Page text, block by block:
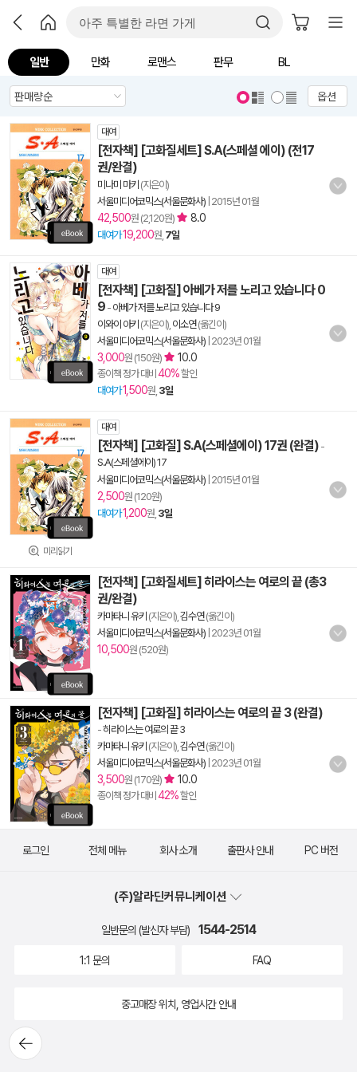
일반 만화 로맨스 판무 BL
옵션
대여
[전자책] [고화질세트] S.A(스페셜 에이) (전17
권/완결)
미나미 마키 (지은이)
서울미디어코믹스(서울문화사) 2015년 01월
42,500원 (2,120원) 8.0
대여가19,200원, 7일
대여
[전자책] [고화질] 아베가 저를 노리고 있습니다 0
9 - 아베가 저를 노리고 있습니다 9
이와이 아키 (지은이), 이소연(옮긴이)
서울미디어코믹스(서울문화사) 2023년 01월
3,000원 (150원) 10.0
종이책 정가 대비 40%할인
대여가1,500원, 3일
미리읽기
대여
[전자책] [고화질] S.A(스페셜에이) 17권 (완결) -
S.A(스페셜에이) 17
서울미디어코믹스(서울문화사) 2015년 01월
2,500원 (120원)
대여가1,200원, 3일
[전자책] [고화질세트] 히라이스는 여로의 끝 (총3
권/완결)
카마타니 유키 (지은이), 김수연(옮긴이)
서울미디어코믹스(서울문화사) 2023년 01월
10,500원 (520원)
[전자책] [고화질] 히라이스는 여로의 끝 3 (완결)
-히라이스는 여로의 끝 3
카마타니 유키 (지은이), 김수연(옮긴이)
서울미디어코믹스(서울문화사) 2023년 01월
3,500원 (170원) 10.0
종이책 정가 대비 42%할인
뒤로가
기
로그인 전체 메뉴 회사 소개 출판사 안내 PC 버전
(주)알라딘커뮤니케이션
일반문의 (발신자 부담) 1544-2514
1:1 문의 FAQ
중고매장 위치, 영업시간 안내